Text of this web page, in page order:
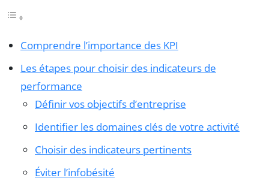
Comprendre l’importance des KPI
Les étapes pour choisir des indicateurs de
performance
Définir vos objectifs d’entreprise
Identifier les domaines clés de votre activité
Choisir des indicateurs pertinents
Éviter l’infobésité